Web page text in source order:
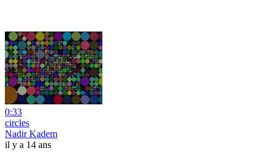
0:33
circles
Nadir Kadem
il y a 14 ans